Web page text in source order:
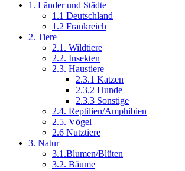
1. Länder und Städte
1.1 Deutschland
1.2 Frankreich
2. Tiere
2.1. Wildtiere
2.2. Insekten
2.3. Haustiere
2.3.1 Katzen
2.3.2 Hunde
2.3.3 Sonstige
2.4. Reptilien/Amphibien
2.5. Vögel
2.6 Nutztiere
3. Natur
3.1.Blumen/Blüten
3.2. Bäume